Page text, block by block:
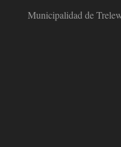
Municipalidad de